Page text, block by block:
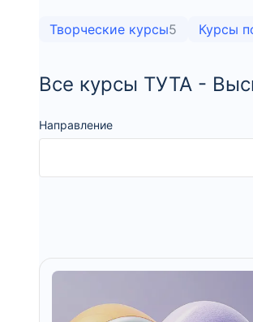
Творческие курсы5 Курсы
Все курсы ТУТА -
Направление